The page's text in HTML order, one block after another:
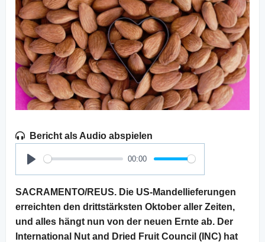
Bericht als Audio abspielen
Play
00:00
SACRAMENTO/REUS. Die US-Mandellieferungen
erreichten den drittstärksten Oktober aller Zeiten,
und alles hängt nun von der neuen Ernte ab. Der
International Nut and Dried Fruit Council (INC) hat